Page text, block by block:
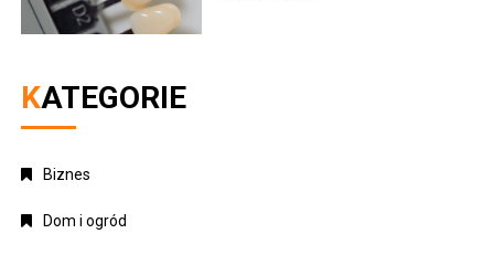
KATEGORIE
Biznes
Dom i ogród